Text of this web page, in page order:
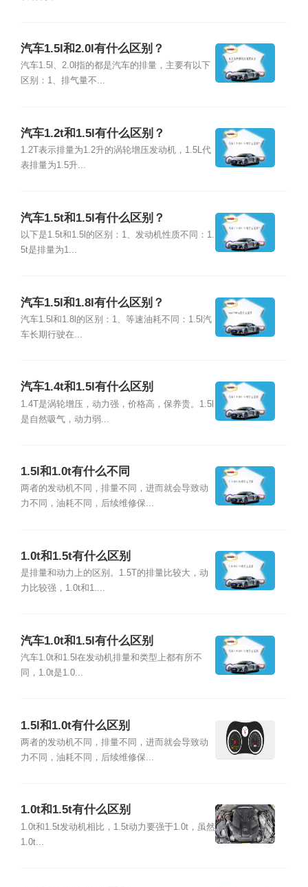
汽车1.5l和2.0l有什么区别？
汽车1.5l、2.0l指的都是汽车的排量，主要有以下
区别：1、排气量不...
汽车1.2t和1.5l有什么区别？
1.2T表示排量为1.2升的涡轮增压发动机，1.5L代
表排量为1.5升...
汽车1.5t和1.5l有什么区别？
以下是1.5t和1.5l的区别：1、发动机性质不同：1.
5t是排量为1...
汽车1.5l和1.8l有什么区别？
汽车1.5l和1.8l的区别：1、等速油耗不同：1.5l汽
车长期行驶在...
汽车1.4t和1.5l有什么区别
1.4T是涡轮增压，动力强，价格高，保养贵。1.5l
是自然吸气，动力弱...
1.5l和1.0t有什么不同
两者的发动机不同，排量不同，进而就会导致动
力不同，油耗不同，后续维修保...
1.0t和1.5t有什么区别
是排量和动力上的区别。1.5T的排量比较大，动
力比较强，1.0t和1....
汽车1.0t和1.5l有什么区别
汽车1.0t和1.5l在发动机排量和类型上都有所不
同，1.0t是1.0...
1.5l和1.0t有什么区别
两者的发动机不同，排量不同，进而就会导致动
力不同，油耗不同，后续维修保...
1.0t和1.5t有什么区别
1.0t和1.5t发动机相比，1.5t动力要强于1.0t，虽然
1.0t...